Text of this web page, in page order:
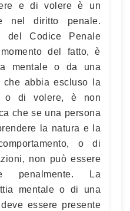
e di volere è un
nel diritto penale.
del Codice Penale
del fatto, è
mentale o da una
che abbia escluso la
o di volere, è non
che se una persona
la natura e la
o di
non può essere
penalmente. La
mentale o di una
essere presente